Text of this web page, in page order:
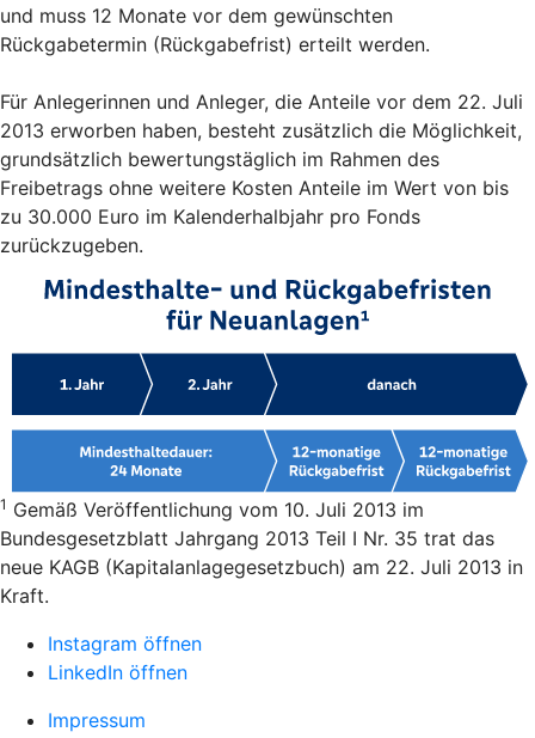
und muss 12 Monate vor dem gewünschten
Rückgabetermin (Rückgabefrist) erteilt werden.
Für Anlegerinnen und Anleger, die Anteile vor dem 22. Juli
2013 erworben haben, besteht zusätzlich die Möglichkeit,
grundsätzlich bewertungstäglich im Rahmen des
Freibetrags ohne weitere Kosten Anteile im Wert von bis
zu 30.000 Euro im Kalenderhalbjahr pro Fonds
zurückzugeben.
1 Gemäß Veröffentlichung vom 10. Juli 2013 im
Bundesgesetzblatt Jahrgang 2013 Teil I Nr. 35 trat das
neue KAGB (Kapitalanlagegesetzbuch) am 22. Juli 2013 in
Kraft.
Instagram öffnen
LinkedIn öffnen
Impressum